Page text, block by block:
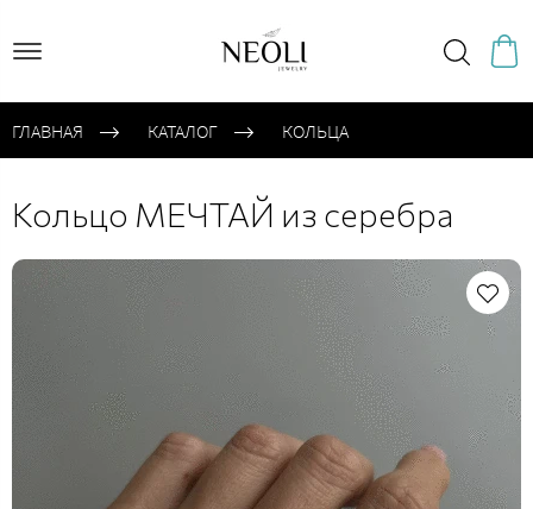
ГЛАВНАЯ КАТАЛОГ КОЛЬЦА
Кольцо МЕЧТАЙ из серебра